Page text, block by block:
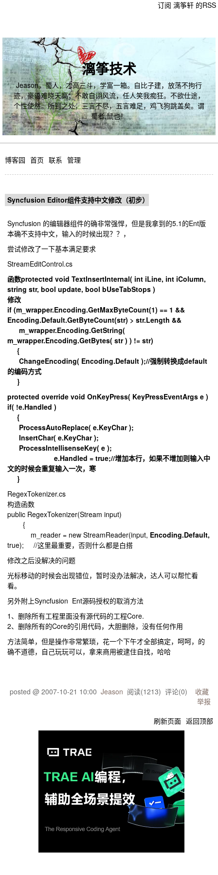
订阅 漓筝轩 的RSS
漓筝技术
Jeason，蜀人，才高三斗，学富一箱。自比子建，放荡不拘行
迹，豪语难晓天高；不敢自诩风流，任人笑我痴狂。不欲仕途，
个性使然。所到之处，三言不尽，五言难足，鸡飞狗跳盖矣。谓
蜀者,鼠也！
博客园 首页 联系 管理
Syncfusion Editor组件支持中文修改（初步）
Syncfusion 的编辑器组件的确非常强悍，但是我拿到的5.1的Ent版
本确不支持中文，输入的时候出现？？，
尝试修改了一下基本满足要求
StreamEditControl.cs
函数protected void TextInsertInternal( int iLine, int iColumn,
string str, bool update, bool bUseTabStops )
修改
if (m_wrapper.Encoding.GetMaxByteCount(1) == 1 &&
Encoding.Default.GetByteCount(str) > str.Length &&
m_wrapper.Encoding.GetString(
m_wrapper.Encoding.GetBytes( str ) ) != str)
{
ChangeEncoding( Encoding.Default );//强制转换成default
的编码方式
}
protected override void OnKeyPress( KeyPressEventArgs e )
if( !e.Handled )
{
ProcessAutoReplace( e.KeyChar );
InsertChar( e.KeyChar );
ProcessIntellisenseKey( e );
e.Handled = true;//增加本行，如果不增加则输入中
文的时候会重复输入一次，寒
}
RegexTokenizer.cs
构造函数
public RegexTokenizer(Stream input)
{
m_reader = new StreamReader(input, Encoding.Default,
true); //这里最重要，否则什么都是白搭
修改之后没解决的问题
光标移动的时候会出现错位，暂时没办法解决，达人可以帮忙看
看。
另外附上Syncfusion Ent源码授权的取消方法
1、删除所有工程里面没有源代码的工程Core.
2、删除所有的Core的引用代码，大胆删除，没有任何作用
方法简单，但是操作非常繁琐，花一个下午才全部搞定，呵呵，的
确不道德，自己玩玩可以，拿来商用被逮住自找，哈哈
posted @ 2007-10-21 10:00 Jeason 阅读(1213) 评论(0) 收藏
举报
刷新页面 返回顶部